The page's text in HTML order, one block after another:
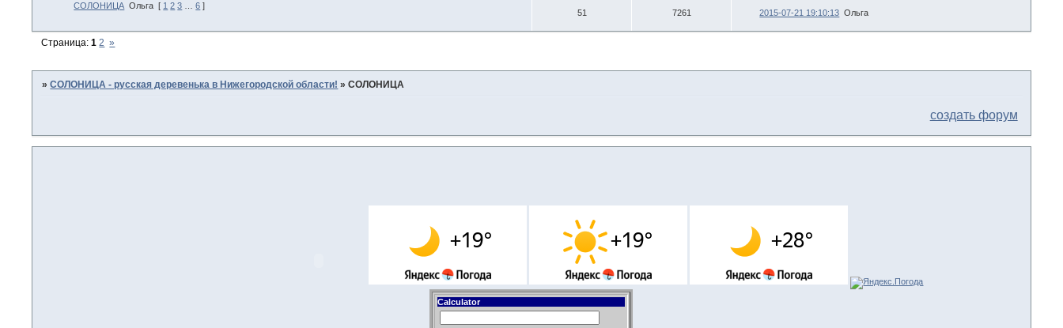
СОЛОНИЦА Ольга [ 1 2 3 6 ]
51 7261 2015-07-21 19:10:13 Ольга
Страница:1 2 »
»СОЛОНИЦА - русская деревенька в Нижегородской области! »СОЛОНИЦА
создать форум
Calculator